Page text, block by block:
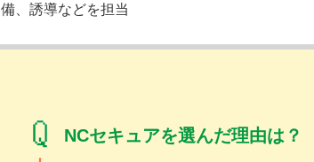
備、誘導などを担当
NCセキュアを選んだ理由は？